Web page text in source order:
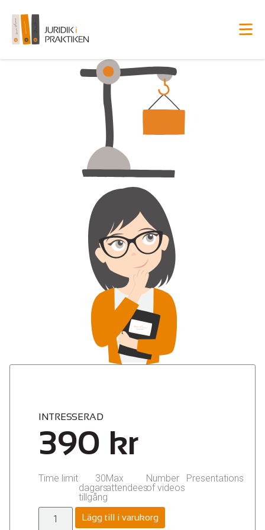
INTRESSERAD
390 kr
Time limit
30
dagars
tillgång
Max
attendees
Number
of videos
Presentations
Lägg till i varukorg